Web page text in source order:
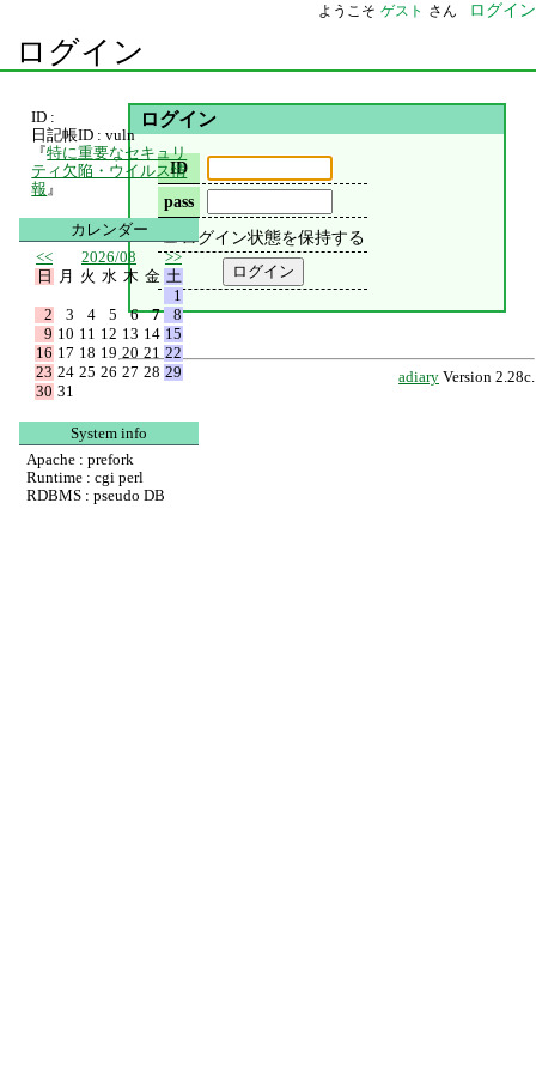
ようこそ ゲスト さん ログイン
ログイン
ログイン
ID
pass
ログイン状態を保持する
adiary Version 2.28c.
ID :
日記帳ID : vuln
『特に重要なセキュリ
ティ欠陥・ウイルス情
報 』
カレンダー
<<
2026/08
>>
日
月 火 水 木 金 土
1
2
3 4 5 6 7
8
9 10 11 12 13 14 15
16 17 18 19 20 21 22
23 24 25 26 27 28 29
30 31
System info
Apache : prefork
Runtime : cgi perl
RDBMS : pseudo DB